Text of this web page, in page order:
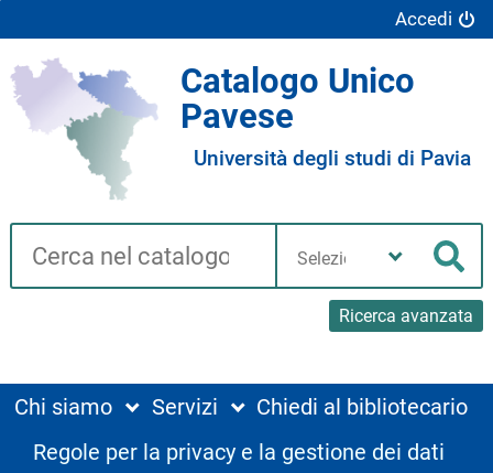
Accedi
Catalogo Unico
Pavese
Università degli studi di Pavia
Cerca su "Catalogo"
Ricerca avanzata
biblioteca
Chi siamo Servizi
Chiedi al bibliotecario
Regole per la privacy e la gestione dei dati